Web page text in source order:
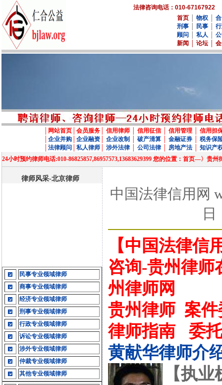
法律咨询电话：010-67167922
首页
物权
刑事
民事
顾问
私人
新闻
论坛
网站首页 会员服务 信用律师 信用征信 信用管理
信用担
企业并购 企业融资 企业改制 破产清算 金融证券
税务保
法律顾问 私人律师 涉外法律 公司法律 房地产法
知识产
24小时预约律师电话:010-86825857,86957573,13683629399 您的位置：首页—〉贵
律师风采-北京律师
民事专业领域律师
商事专业领域律师
经济专业领域律师
刑事专业领域律师
行政专业领域律师
诉讼专业领域律师
涉外专业领域律师
仲裁专业领域律师
其他专业领域律师
中国法律信用网
【中国法律信
咨询-贵州律师
州律师网
贵州律师 案
律师指南
委
黄献华律师介
【执